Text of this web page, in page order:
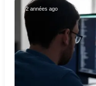
2 années ago